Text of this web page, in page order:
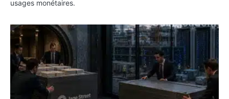
usages monétaires.
Jane Street négocie le transfert de 11 milliards de